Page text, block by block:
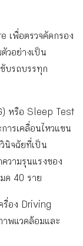
เพื่อตรวจคัดกรอง
วอย่างเป็น
บรถบรรทุก
หรือ Sleep Test
ารเคลื่อนไหวแขน
นิจฉัยที่เป็น
วามรุนแรงของ
ด 40 ราย
รื่อง Driving
พแวดล้อมและ